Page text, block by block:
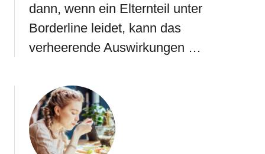
dann, wenn ein Elternteil unter
Borderline leidet, kann das
verheerende Auswirkungen …